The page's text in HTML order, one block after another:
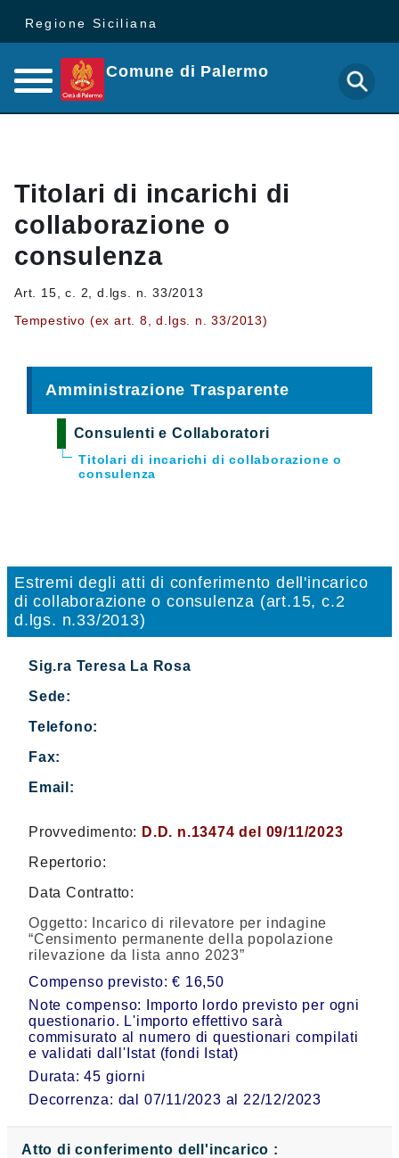
Regione Siciliana
Comune di Palermo
Titolari di incarichi di
collaborazione o
consulenza
Art. 15, c. 2, d.lgs. n. 33/2013
Tempestivo (ex art. 8, d.lgs. n. 33/2013)
Amministrazione Trasparente
Consulenti e Collaboratori
Titolari di incarichi di collaborazione o
consulenza
Estremi degli atti di conferimento dell'incarico
di collaborazione o consulenza (art.15, c.2
d.lgs. n.33/2013)
Sig.ra Teresa La Rosa
Sede:
Telefono:
Fax:
Email:
Provvedimento: D.D. n.13474 del 09/11/2023
Repertorio:
Data Contratto:
Oggetto:
Incarico di rilevatore per indagine
“Censimento permanente della popolazione
rilevazione da lista anno 2023”
Compenso previsto: € 16,50
Note compenso: Importo lordo previsto per ogni
questionario. L'importo effettivo sarà
commisurato al numero di questionari compilati
e validati dall'Istat (fondi Istat)
Durata: 45 giorni
Decorrenza: dal 07/11/2023 al 22/12/2023
Atto di conferimento dell'incarico :